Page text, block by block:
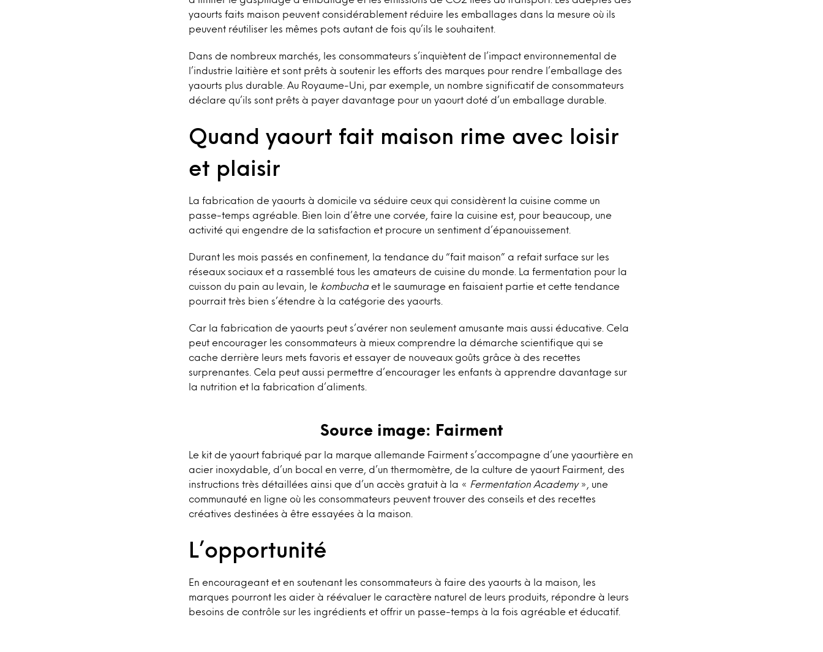
yaourts faits maison peuvent considérablement réduire les emballages dans la mesure où ils
peuvent réutiliser les mêmes pots autant de fois qu’ils le souhaitent.
Dans de nombreux marchés, les consommateurs s’inquiètent de l’impact environnemental de
l’industrie laitière et sont prêts à soutenir les efforts des marques pour rendre l’emballage des
yaourts plus durable. Au Royaume-Uni, par exemple, un nombre significatif de consommateurs
déclare qu’ils sont prêts à payer davantage pour un yaourt doté d’un emballage durable.
Quand yaourt fait maison rime avec loisir
et plaisir
La fabrication de yaourts à domicile va séduire ceux qui considèrent la cuisine comme un
passe-temps agréable. Bien loin d’être une corvée, faire la cuisine est, pour beaucoup, une
activité qui engendre de la satisfaction et procure un sentiment d’épanouissement.
Durant les mois passés en confinement, la tendance du “fait maison” a refait surface sur les
réseaux sociaux et a rassemblé tous les amateurs de cuisine du monde. La fermentation pour la
cuisson du pain au levain, le kombuchaet le saumurage en faisaient partie et cette tendance
pourrait très bien s’étendre à la catégorie des yaourts.
Car la fabrication de yaourts peut s’avérer non seulement amusante mais aussi éducative. Cela
peut encourager les consommateurs à mieux comprendre la démarche scientifique qui se
cache derrière leurs mets favoris et essayer de nouveaux goûts grâce à des recettes
surprenantes. Cela peut aussi permettre d’encourager les enfants à apprendre davantage sur
la nutrition et la fabrication d’aliments.
Source image: Fairment
Le kit de yaourt fabriqué par la marque allemande Fairment s’accompagne d’une yaourtière en
acier inoxydable, d’un bocal en verre, d’un thermomètre, de la culture de yaourt Fairment, des
instructions très détaillées ainsi que d’un accès gratuit à la «
Fermentation Academy», une
communauté en ligne où les consommateurs peuvent trouver des conseils et des recettes
créatives destinées à être essayées à la maison.
L’opportunité
En encourageant et en soutenant les consommateurs à faire des yaourts à la maison, les
marques pourront les aider à réévaluer le caractère naturel de leurs produits, répondre à leurs
besoins de contrôle sur les ingrédients et offrir un passe-temps à la fois agréable et éducatif.